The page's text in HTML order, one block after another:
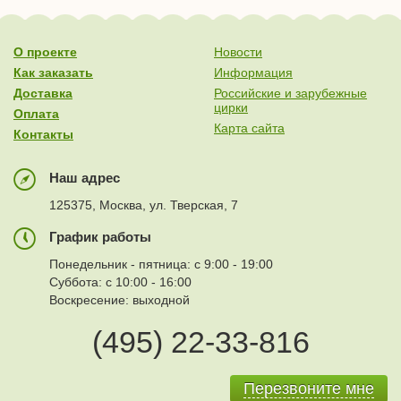
О проекте
Как заказать
Доставка
Оплата
Контакты
Новости
Информация
Российские и зарубежные
цирки
Карта сайта
Наш адрес
125375, Москва, ул. Тверская, 7
График работы
Понедельник - пятница: с 9:00 - 19:00
Суббота: с 10:00 - 16:00
Воскресение: выходной
(495) 22-33-816
Перезвоните мне